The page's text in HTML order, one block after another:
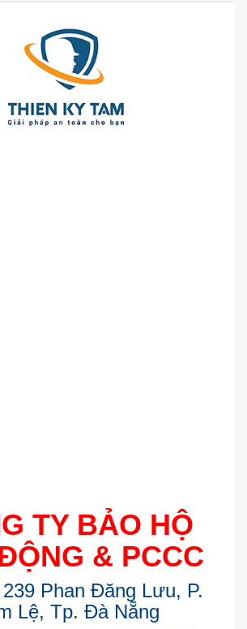
TY BẢO HỘ
& PCCC
Phan Đăng Lưu, P.
Lệ, Tp. Đà Nẵng